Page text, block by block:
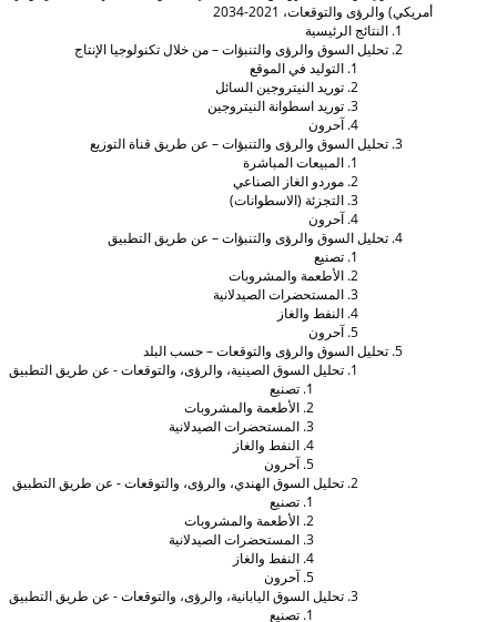
أمريكي) والرؤى والتوقعات، 2021-2034
النتائج الرئيسية
تحليل السوق والرؤى والتنبؤات – من خلال تكنولوجيا الإنتاج
التوليد في الموقع
توريد النيتروجين السائل
توريد اسطوانة النيتروجين
تحليل السوق والرؤى والتنبؤات – عن طريق قناة التوزيع
المبيعات المباشرة
موردو الغاز الصناعي
التجزئة (الاسطوانات)
تحليل السوق والرؤى والتنبؤات – عن طريق التطبيق
الأطعمة والمشروبات
المستحضرات الصيدلانية
النفط والغاز
تحليل السوق والرؤى والتوقعات – حسب البلد
تحليل السوق الصينية، والرؤى، والتوقعات - عن طريق التطبيق
الأطعمة والمشروبات
المستحضرات الصيدلانية
النفط والغاز
تحليل السوق الهندي، والرؤى، والتوقعات - عن طريق التطبيق
الأطعمة والمشروبات
المستحضرات الصيدلانية
النفط والغاز
تحليل السوق اليابانية، والرؤى، والتوقعات - عن طريق التطبيق